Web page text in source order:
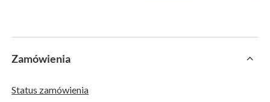
Zamówienia
Status zamówienia